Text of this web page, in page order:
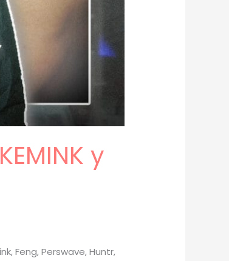
y
Feng, Perswave, Huntr,